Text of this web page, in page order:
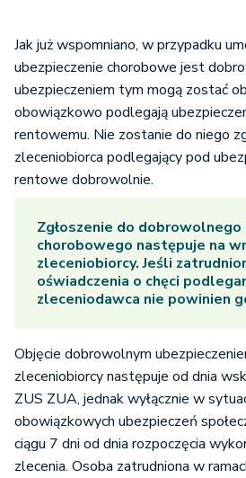
Jak już wspomniano, w przypadku
ubezpieczenie chorobowe jest
ubezpieczeniem tym mogą zostać
obowiązkowo podlegają
rentowemu. Nie zostanie do niego
zleceniobiorca podlegający pod
rentowe dobrowolnie.
Zgłoszenie do dobrowolnego
chorobowego następuje na
zleceniobiorcy. Jeśli
oświadczenia o chęci
zleceniodawca nie powinien
Objęcie dobrowolnym
zleceniobiorcy następuje od dnia
ZUS ZUA, jednak wyłącznie w
obowiązkowych ubezpieczeń
ciągu 7 dni od dnia rozpoczęcia
zlecenia. Osoba zatrudniona w